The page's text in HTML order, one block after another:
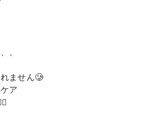
、
ません🥲
ア